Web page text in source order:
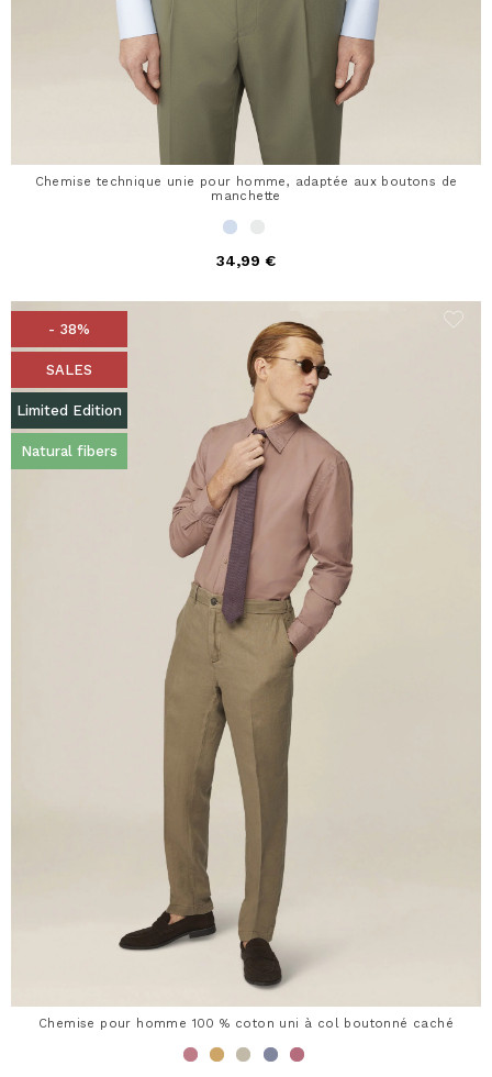
Chemise technique unie pour homme, adaptée aux boutons de
manchette
34,99 €
- 38%
SALES
Limited Edition
Natural fibers
Chemise pour homme 100 % coton uni à col boutonné caché